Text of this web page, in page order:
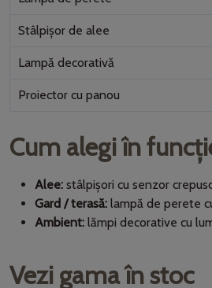
Stâlpișor de alee
Lampă decorativă
Proiector cu panou
Cum alegi în
Alee: stâlpișori cu senzor
Gard / terasă: lampă de perete
Ambient: lămpi decorative cu
Vezi gama în stoc